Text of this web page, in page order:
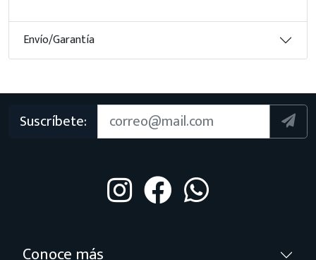
Envío/Garantía
Suscríbete:
Conoce más